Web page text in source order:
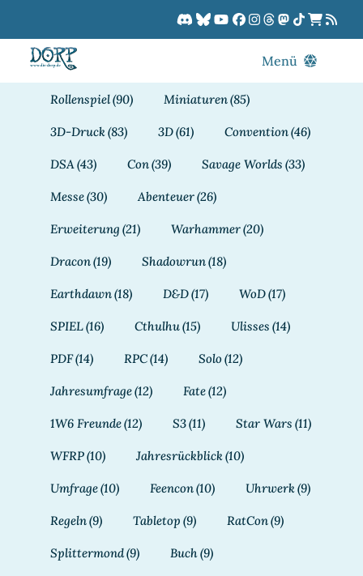
springen
Menü
Rollenspiel(90) Miniaturen(85)
3D-Druck(83) 3D(61) Convention(46)
DSA (43) Con(39) Savage Worlds (33)
Messe(30) Abenteuer(26)
Erweiterung (21) Warhammer(20)
Dracon(19) Shadowrun(18)
Earthdawn(18) D&D(17) WoD(17)
SPIEL(16) Cthulhu(15) Ulisses (14)
PDF(14) RPC(14) Solo(12)
Jahresumfrage(12) Fate(12)
1W6 Freunde(12) S3(11) Star Wars (11)
WFRP(10) Jahresrückblick(10)
Umfrage(10) Feencon(10) Uhrwerk(9)
Regeln(9) Tabletop (9) RatCon(9)
Splittermond(9) Buch(9)